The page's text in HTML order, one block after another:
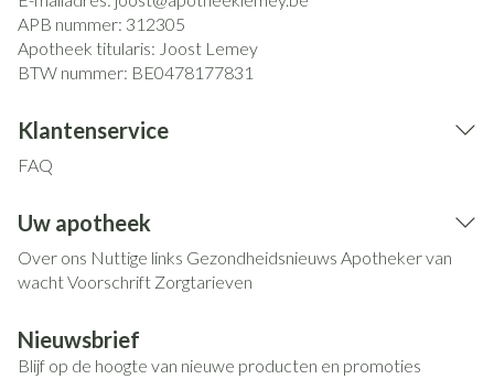
APB nummer: 312305
Apotheek titularis: Joost Lemey
BTW nummer: BE0478177831
Klantenservice
FAQ
Uw apotheek
Over ons Nuttige links Gezondheidsnieuws Apotheker van
wachtVoorschrift Zorgtarieven
Nieuwsbrief
Blijf op de hoogte van nieuwe producten en promoties